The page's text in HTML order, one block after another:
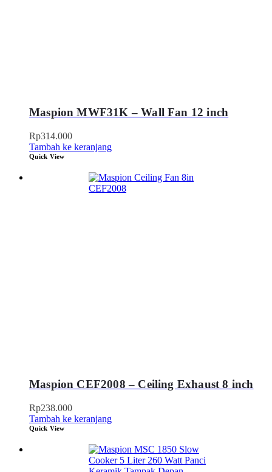
Maspion MWF31K – Wall Fan 12 inch
Rp314.000
Tambah ke keranjang
Quick View
Maspion CEF2008 – Ceiling Exhaust 8 inch
Rp238.000
Tambah ke keranjang
Quick View